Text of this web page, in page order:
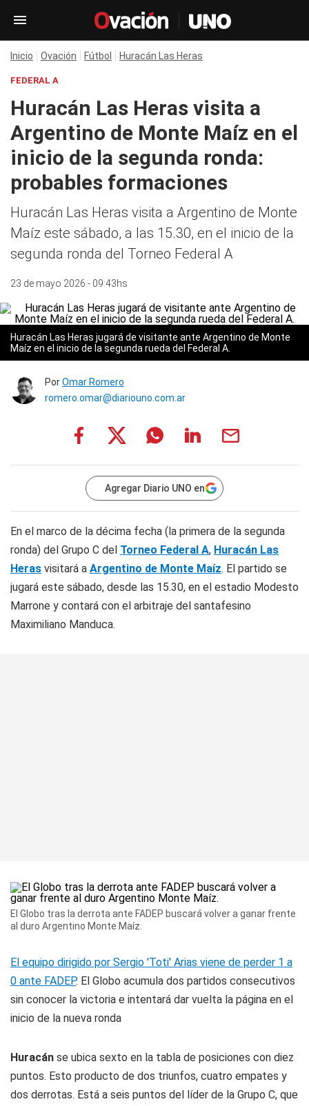
Inicio Ovación Fútbol Huracán Las Heras
FEDERAL A
Huracán Las Heras visita a
Argentino de Monte Maíz en el
inicio de la segunda ronda:
probables formaciones
Huracán Las Heras visita a Argentino de Monte
Maíz este sábado, a las 15.30, en el inicio de la
segunda ronda del Torneo Federal A
23 de mayo 2026 - 09:43hs
Huracán Las Heras jugará de visitante ante Argentino de Monte
Maíz en el inicio de la segunda rueda del Federal A.
PorOmar Romero
romero.omar@diariouno.com.ar
Agregar Diario UNO en
En el marco de la décima fecha (la primera de la segunda
ronda) del Grupo C del Torneo Federal A, Huracán Las
Heras visitará a Argentino de Monte Maíz. El partido se
jugará este sábado, desde las 15.30, en el estadio Modesto
Marrone y contará con el arbitraje del santafesino
Maximiliano Manduca.
El Globo tras la derrota ante FADEP buscará volver a ganar frente
al duro Argentino Monte Maíz.
El equipo dirigido por Sergio 'Toti' Arias viene de perder 1 a
0 ante FADEP. El Globo acumula dos partidos consecutivos
sin conocer la victoria e intentará dar vuelta la página en el
inicio de la nueva ronda
Huracán se ubica sexto en la tabla de posiciones con diez
puntos. Esto producto de dos triunfos, cuatro empates y
dos derrotas. Está a seis puntos del líder de la Grupo C, que